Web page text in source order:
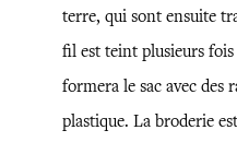
terre, qui sont ensuite
fil est teint plusieurs
formera le sac avec des
plastique. La broderie